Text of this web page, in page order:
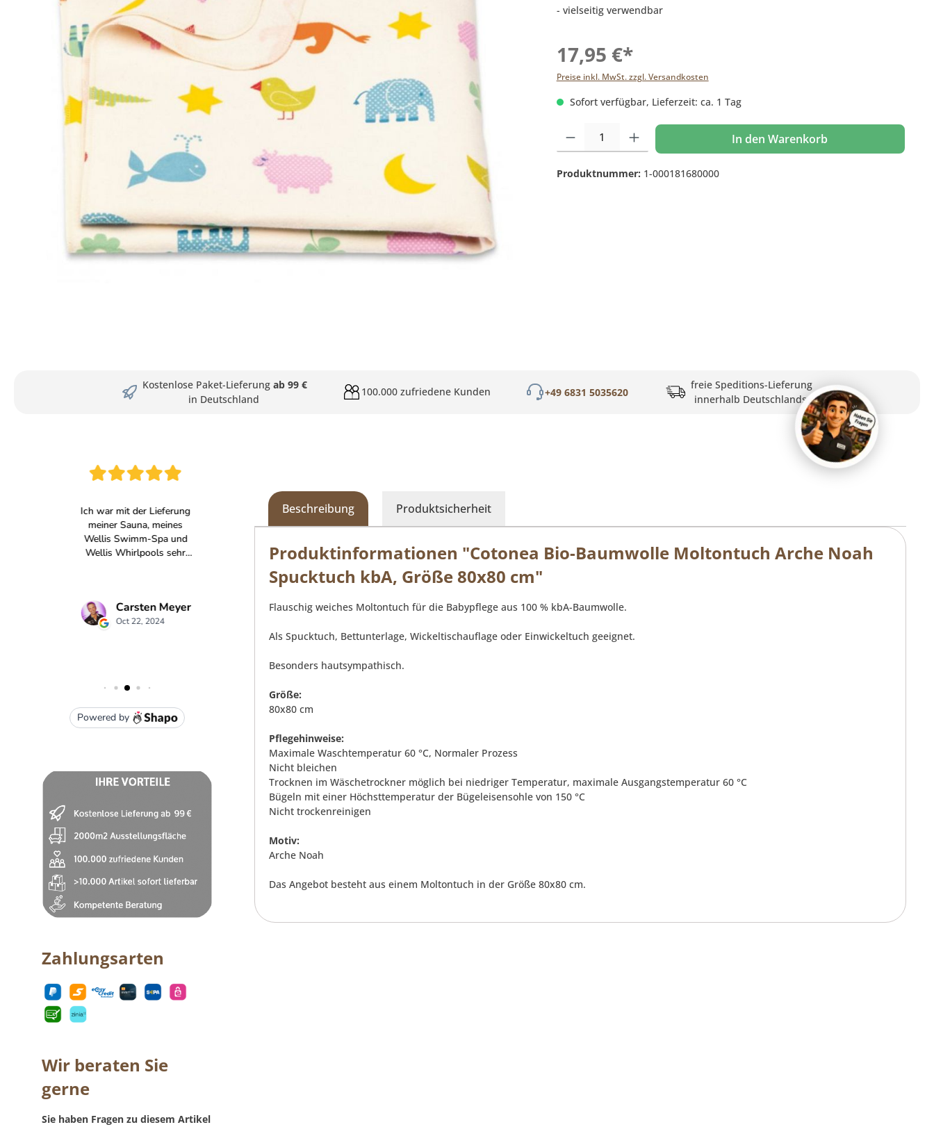
- vielseitig verwendbar
17,95 €*
Preise inkl. MwSt. zzgl. Versandkosten
Sofort verfügbar, Lieferzeit: ca. 1 Tag
Produkt Anzahl: Gib den gewünschten Wert ein oder benutze die Schaltflächen um die
In den Warenkorb
Produktnummer: 1-000181680000
Kostenlose Paket-Lieferung ab 99 €
in Deutschland
100.000 zufriedene Kunden +49 6831 5035620
freie Speditions-Lieferung
innerhalb Deutschlands
Zahlungsarten
Wir beraten Sie
gerne
Sie haben Fragen zu diesem Artikel
Beschreibung Produktsicherheit
Produktinformationen "Cotonea Bio-Baumwolle Moltontuch Arche Noah
Spucktuch kbA, Größe 80x80 cm"
Flauschig weiches Moltontuch für die Babypflege aus 100 % kbA-Baumwolle.
Als Spucktuch, Bettunterlage, Wickeltischauflage oder Einwickeltuch geeignet.
Besonders hautsympathisch.
Größe:
80x80 cm
Pflegehinweise:
Maximale Waschtemperatur 60 °C, Normaler Prozess
Nicht bleichen
Trocknen im Wäschetrockner möglich bei niedriger Temperatur, maximale Ausgangstemperatur 60 °C
Bügeln mit einer Höchsttemperatur der Bügeleisensohle von 150 °C
Nicht trockenreinigen
Motiv:
Arche Noah
Das Angebot besteht aus einem Moltontuch in der Größe 80x80 cm.